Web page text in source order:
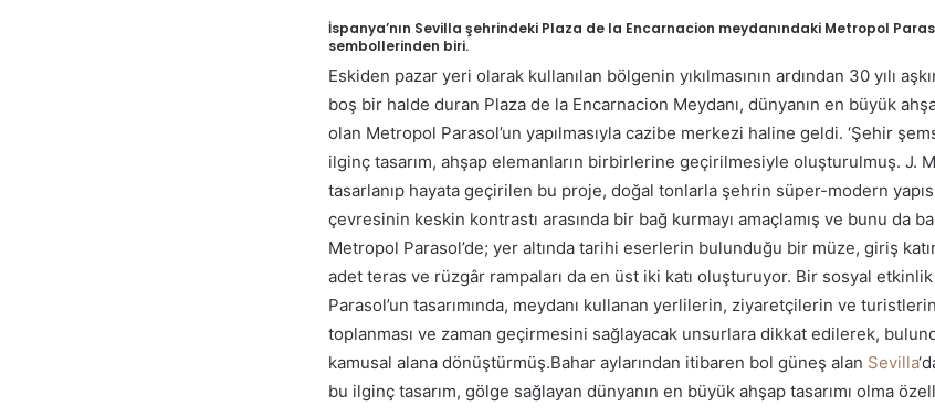
İspanya’nın Sevilla şehrindeki Plaza de la Encarnacion meydanındaki Metropol
sembollerinden biri.
Eskiden pazar yeri olarak kullanılan bölgenin yıkılmasının ardından 30 yılı
boş bir halde duran Plaza de la Encarnacion Meydanı, dünyanın en büyük
olan Metropol Parasol’un yapılmasıyla cazibe merkezi haline geldi. ‘Şehir
ilginç tasarım, ahşap elemanların birbirlerine geçirilmesiyle oluşturulmuş. J.
tasarlanıp hayata geçirilen bu proje, doğal tonlarla şehrin süper-modern
çevresinin keskin kontrastı arasında bir bağ kurmayı amaçlamış ve bunu da
Metropol Parasol’de; yer altında tarihi eserlerin bulunduğu bir müze, giriş
adet teras ve rüzgâr rampaları da en üst iki katı oluşturuyor. Bir sosyal
Parasol’un tasarımında, meydanı kullanan yerlilerin, ziyaretçilerin ve
toplanması ve zaman geçirmesini sağlayacak unsurlara dikkat edilerek,
kamusal alana dönüştürmüş.Bahar aylarından itibaren bol güneş alan Sevilla
bu ilginç tasarım, gölge sağlayan dünyanın en büyük ahşap tasarımı olma